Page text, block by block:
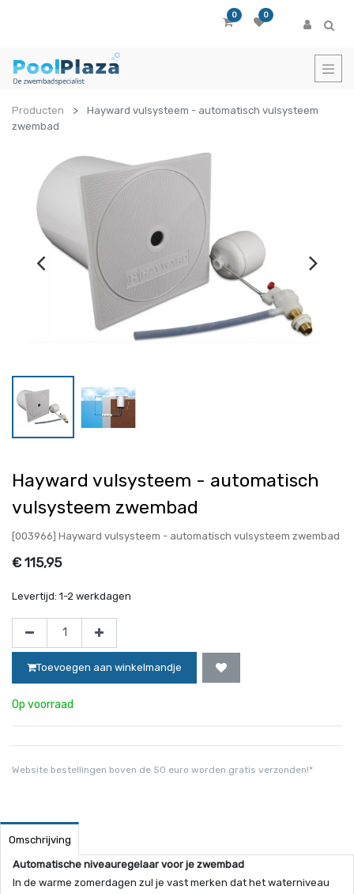
0 0
Producten
Hayward vulsysteem - automatisch vulsysteem
zwembad
Hayward vulsysteem - automatisch
vulsysteem zwembad
[003966] Hayward vulsysteem - automatisch vulsysteem zwembad
€ 115,95
Levertijd: 1-2 werkdagen
Toevoegen aan winkelmandje
Op voorraad
Website bestellingen boven de 50 euro worden gratis verzonden!*
Omschrijving
Automatische niveauregelaar voor je zwembad
In de warme zomerdagen zul je vast merken dat het waterniveau